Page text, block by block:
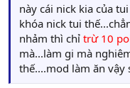
này cái nick kia của
khóa nick tui
nhảm thì chỉ trừ 10
mà...làm gi mà
thế....mod làm ăn vậy